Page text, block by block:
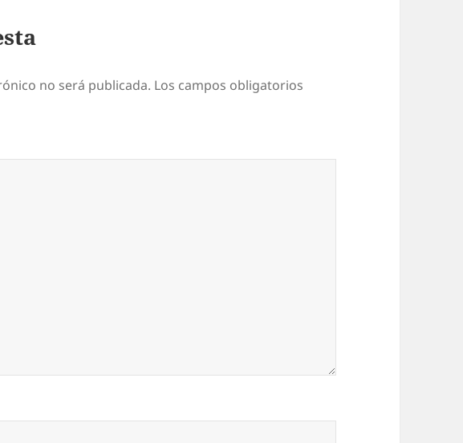
no será publicada. Los campos obligatorios